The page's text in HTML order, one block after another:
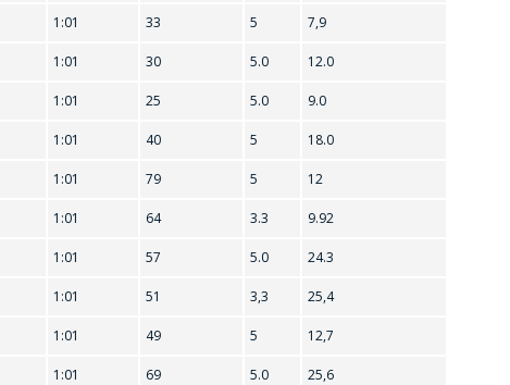
1:01 33 5 7,9
1:01 30 5.0 12.0
1:01 25 5.0 9.0
1:01 40 5 18.0
1:01 79 5 12
1:01 64 3.3 9.92
1:01 57 5.0 24.3
1:01 51 3,3 25,4
1:01 49 5 12,7
1:01 69 5.0 25,6